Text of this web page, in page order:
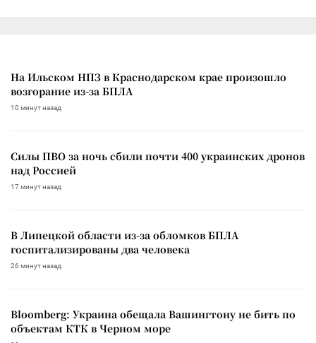
На Ильском НПЗ в Краснодарском крае произошло
возгорание из-за БПЛА
10 минут назад
Силы ПВО за ночь сбили почти 400 украинских дронов
над Россией
17 минут назад
В Липецкой области из-за обломков БПЛА
госпитализированы два человека
26 минут назад
Bloomberg: Украина обещала Вашингтону не бить по
объектам КТК в Черном море